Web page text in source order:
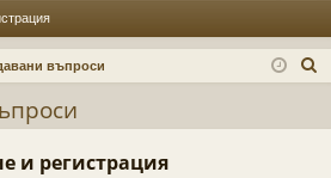
з ис
ац
въпроси
и регистрация